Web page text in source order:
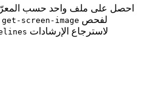
احصل على ملف واحد حسب
get-screen-image